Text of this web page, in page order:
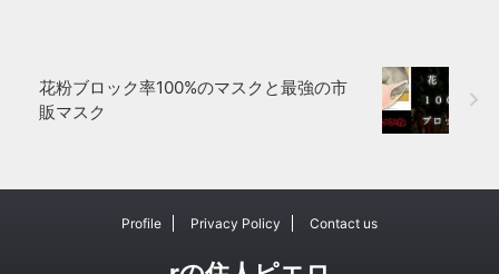
花粉ブロック率100%のマスクと最強の市
販マスク
Profile Privacy Policy Contact us